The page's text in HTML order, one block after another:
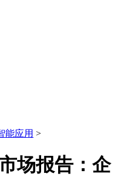
能应用 >
场报告：企